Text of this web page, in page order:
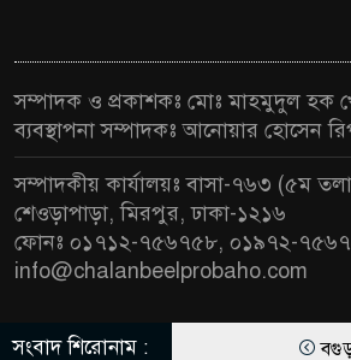
সম্পাদক ও প্রকাশকঃ মোঃ মাহমুদুল হক
ব্যবস্থাপনা সম্পাদকঃ আনোয়ার হোসেন
সম্পাদকীয় কার্যালয়ঃ বাসা-৭৬৩ (৫ম
শেওড়াপাড়া, মিরপুর, ঢাকা-১২১৬
ফোনঃ ০১৭১২-৭৫৬৭৫৮, ০১৯৭২-
info@chalanbeelprobaho.com
সংবাদ শিরোনাম :